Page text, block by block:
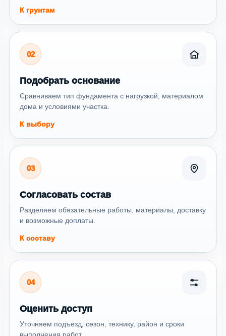
К грунтам
02
Подобрать основание
Сравниваем тип фундамента с нагрузкой, материалом
дома и условиями участка.
К выбору
03
Согласовать состав
Разделяем обязательные работы, материалы, доставку
и возможные доплаты.
К составу
04
Оценить доступ
Уточняем подъезд, сезон, технику, район и сроки
выполнения работ.